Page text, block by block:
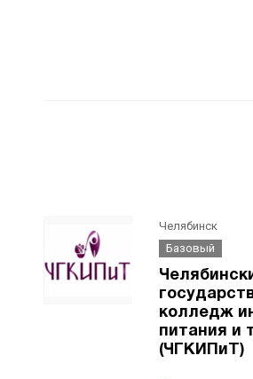
Челябинск
Базовый
колледж
питания и
(ЧГКИПиТ)